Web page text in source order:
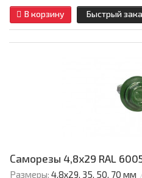
В корзину Быстрый
Саморезы 4,8х29 RAL
Размеры: 4,8х29, 35, 50, 70 мм